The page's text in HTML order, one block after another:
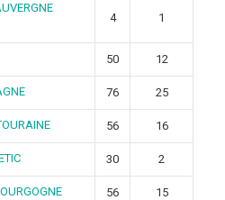
4 1
50 12
76 25
56 16
30 2
56 15